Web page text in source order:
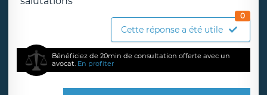
Cette réponse a été utile
0
Bénéficiez de 20min de consultation offerte avec un
avocat. En profiter